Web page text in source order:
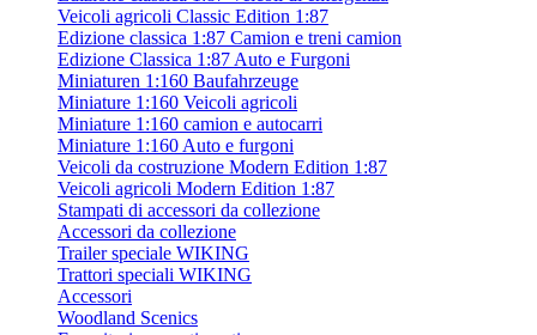
Veicoli agricoli Classic Edition 1:87
Edizione classica 1:87 Camion e treni camion
Edizione Classica 1:87 Auto e Furgoni
Miniaturen 1:160 Baufahrzeuge
Miniature 1:160 Veicoli agricoli
Miniature 1:160 camion e autocarri
Miniature 1:160 Auto e furgoni
Veicoli da costruzione Modern Edition 1:87
Veicoli agricoli Modern Edition 1:87
Stampati di accessori da collezione
Accessori da collezione
Trailer speciale WIKING
Trattori speciali WIKING
Accessori
Woodland Scenics